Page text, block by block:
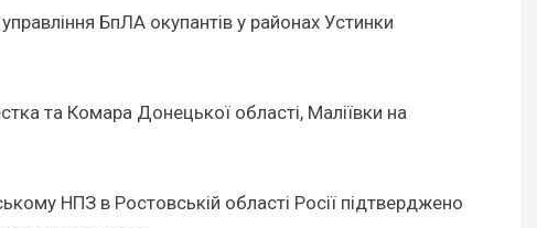
БпЛА окупантів у районах Устинки
та Комара Донецької області, Маліївки на
НПЗ в Ростовській області Росії підтверджено